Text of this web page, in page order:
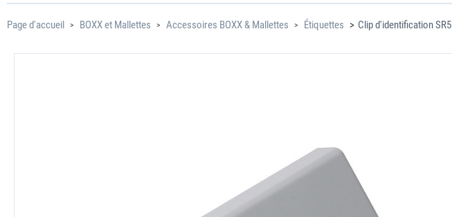
Page d'accueil BOXX et Mallettes Accessoires BOXX & Mallettes Étiquettes Clip d'identification SR5